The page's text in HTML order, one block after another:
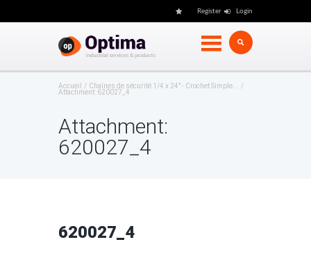
Register Login
Accueil
Chaînes de sécurité 1/4 x 24" - Crochet Simple...
Attachment: 620027_4
Attachment:
620027_4
620027_4